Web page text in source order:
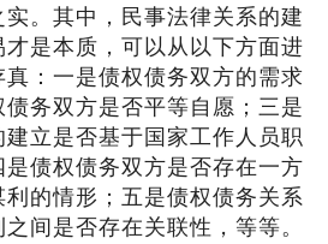
。其中，民事法律关系的建
是本质，可以从以下方面进
：一是债权债务双方的需求
务双方是否平等自愿；三是
立是否基于国家工作人员职
债权债务双方是否存在一方
的情形；五是债权债务关系
间是否存在关联性，等等。